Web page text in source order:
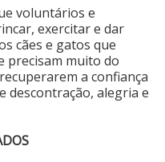
voluntários e
exercitar e dar
cães e gatos que
precisam muito do
a confiança
descontração, alegria e